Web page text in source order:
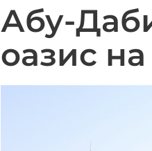
Абу-
оазис